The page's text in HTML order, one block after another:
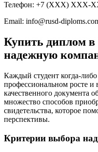
Телефон: +7 (ХХХ) ХХХ-
Email: info@rusd-
Купить диплом
надежную
Каждый студент когда-
профессиональном росте
качественного документа
множество способов
свидетельства, которое
перспективы.
Критерии выбора